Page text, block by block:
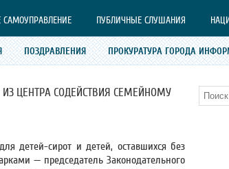
САМОУПРАВЛЕНИЕ ПУБЛИЧНЫЕ СЛУШАНИЯ
ПОЗДРАВЛЕНИЯ ПРОКУРАТУРА ГОРОДА
ЦЕНТРА СОДЕЙСТВИЯ СЕМЕЙНОМУ
детей-сирот и детей, оставшихся без
— председатель Законодательного
Поиск